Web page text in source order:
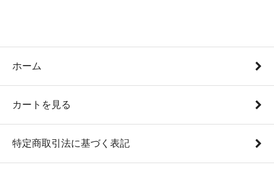
ホーム
カートを見る
特定商取引法に基づく表記